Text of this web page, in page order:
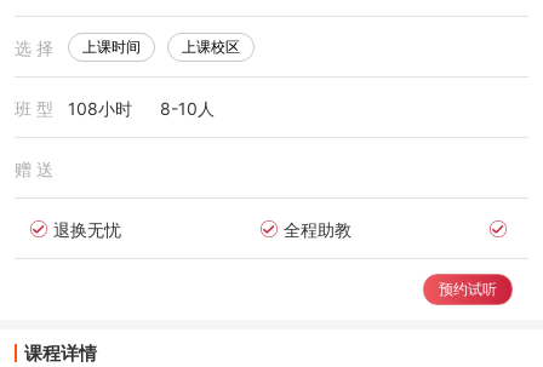
选 择 上课时间 上课校区
班 型 108小时 8-10人
赠 送
退换无忧 全程助教
预约试听
课程详情